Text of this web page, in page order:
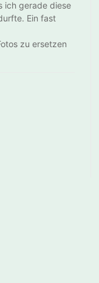
ich gerade diese
Ein fast
zu ersetzen